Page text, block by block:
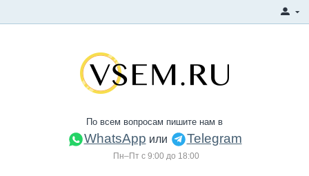
По всем вопросам пишите нам в
WhatsApp или Telegram
Пн–Пт с 9:00 до 18:00